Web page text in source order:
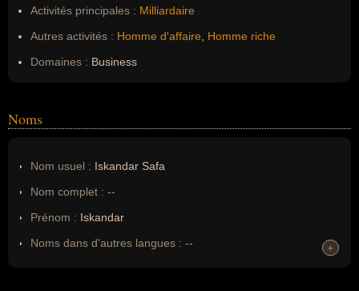
Activités principales : Milliardaire
Autres activités : Homme d'affaire
Homme riche
Domaines : Business
Noms
Nom usuel : Iskandar Safa
Nom complet : --
Prénom : Iskandar
Noms dans d'autres langues : --
+
+